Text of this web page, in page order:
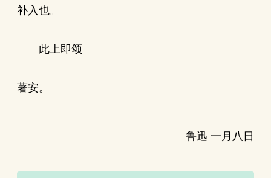
补入也。
此上即颂
著安。
鲁迅 一月八日